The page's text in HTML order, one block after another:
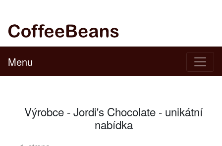
Menu
Výrobce - Jordi's Chocolate - unikátní
nabídka